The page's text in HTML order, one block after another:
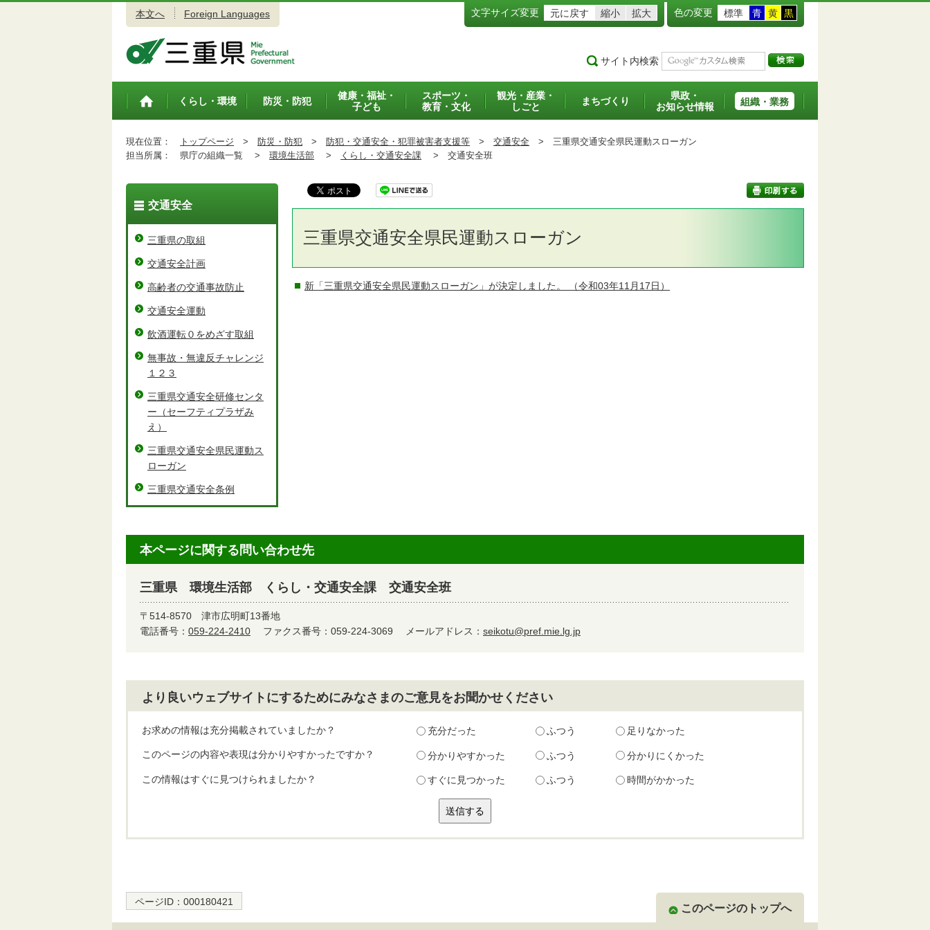
本文へ Foreign Languages 文字サイズ変更 元に戻す 縮小 拡大 色の変更 標準 青 黄 黒
サイト内検索
トップペ
くらし・環境 防災・防犯
健康・福祉・
子ども
スポーツ・
教育・文化
観光・産業・
しごと
まちづくり
県政・
お知らせ情報
組織・業務
現在位置： トップページ > 防災・防犯 > 防犯・交通安全・犯罪被害者支援等 > 交通安全 > 三重県交通安全県民運動スローガン
担当所属：
県庁の組織一覧 > 環境生活部 > くらし・交通安全課 > 交通安全班
三重県交通安全県民運動スローガン
新「三重県交通安全県民運動スローガン」が決定しました。 （令和03年11月17日）
交通安全
三重県の取組
交通安全計画
高齢者の交通事故防止
交通安全運動
飲酒運転０をめざす取組
無事故・無違反チャレンジ
１２３
三重県交通安全研修センタ
ー（セーフティプラザみ
え）
三重県交通安全県民運動ス
ローガン
三重県交通安全条例
本ページに関する問い合わせ先
三重県 環境生活部 くらし・交通安全課 交通安全班
〒514-8570 津市広明町13番地
電話番号： 059-224-2410 ファクス番号：059-224-3069 メールアドレス： seikotu@pref.mie.lg.jp
より良いウェブサイトにするためにみなさまのご意見をお聞かせください
お求めの情報は充分掲載されていましたか？ 充分だった ふつう 足りなかった
このページの内容や表現は分かりやすかったですか？ 分かりやすかった ふつう 分かりにくかった
この情報はすぐに見つけられましたか？ すぐに見つかった ふつう 時間がかかった
ページID： 000180421
このページのトップへ